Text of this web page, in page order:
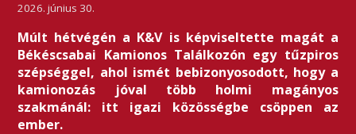
2026. június 30.
Múlt hétvégén a K&V is képviseltette magát a
Békéscsabai Kamionos Találkozón egy tűzpiros
szépséggel, ahol ismét bebizonyosodott, hogy a
kamionozás jóval több holmi magányos
szakmánál: itt igazi közösségbe csöppen az
ember.